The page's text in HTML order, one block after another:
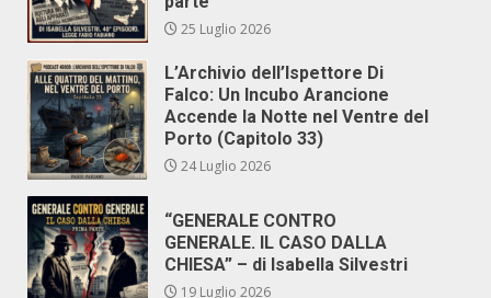
25 Luglio 2026
L’Archivio dell’Ispettore Di
Falco: Un Incubo Arancione
Accende la Notte nel Ventre del
Porto (Capitolo 33)
24 Luglio 2026
“GENERALE CONTRO
GENERALE. IL CASO DALLA
CHIESA” – di Isabella Silvestri
19 Luglio 2026